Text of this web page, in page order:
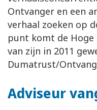
Ontvanger en een
verhaal zoeken op
punt komt de
van zijn in 2011
Dumatrust/
Adviseur